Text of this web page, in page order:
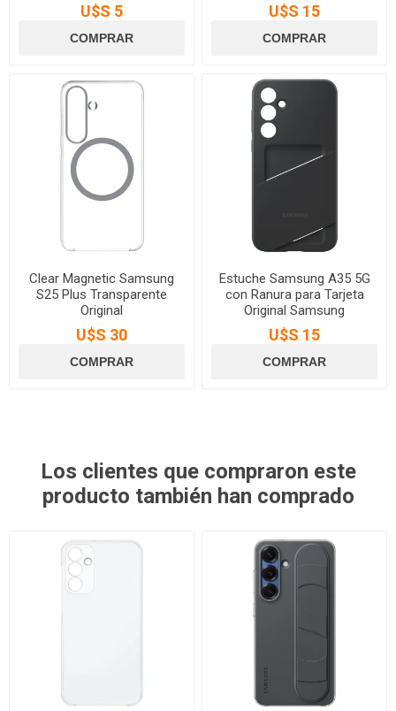
U$S 5 U$S 15
Clear Magnetic Samsung
S25 Plus Transparente
Original
U$S 30
Estuche Samsung A35 5G
con Ranura para Tarjeta
Original Samsung
U$S 15
Los clientes que compraron este
producto también han comprado